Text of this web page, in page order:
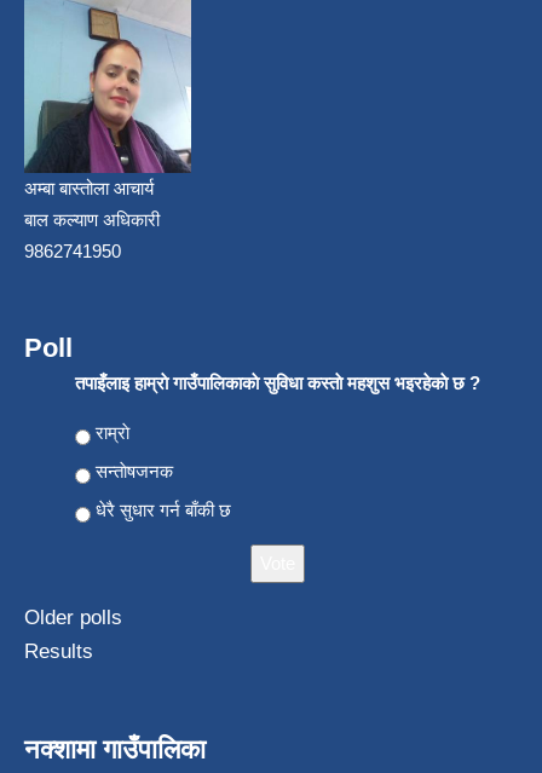
अम्बा बास्तोला आचार्य
बाल कल्याण अधिकारी
9862741950
Poll
तपाइँलाइ हाम्राे गाउँपालिकाकाे सुविधा कस्ताे महशुस भइरहेकाे छ ?
Choices
राम्राे
सन्ताेषजनक
धेरै सुधार गर्न बाँकी छ
Older polls
Results
नक्शामा गाउँपालिका